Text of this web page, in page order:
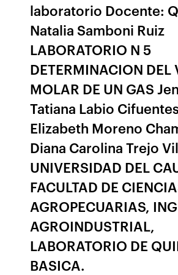
laboratorio Docente:
Natalia Samboni Ruiz
LABORATORIO N 5
DETERMINACION DEL
MOLAR DE UN GAS
Tatiana Labio
Elizabeth Moreno
Diana Carolina Trejo
UNIVERSIDAD DEL
FACULTAD DE
AGROPECUARIAS,
AGROINDUSTRIAL,
LABORATORIO DE
BASICA.